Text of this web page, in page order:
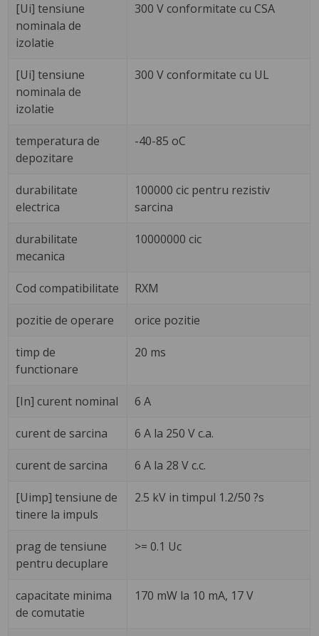
[Ui] tensiune
nominala de
izolatie
300 V conformitate cu CSA
[Ui] tensiune
nominala de
izolatie
300 V conformitate cu UL
temperatura de
depozitare
-40-85 oC
durabilitate
electrica
100000 cic pentru rezistiv
sarcina
durabilitate
mecanica
10000000 cic
Cod compatibilitate RXM
pozitie de operare orice pozitie
timp de
functionare
20 ms
[In] curent nominal 6 A
curent de sarcina 6 A la 250 V c.a.
curent de sarcina 6 A la 28 V c.c.
[Uimp] tensiune de
tinere la impuls
2.5 kV in timpul 1.2/50 ?s
prag de tensiune
pentru decuplare
>= 0.1 Uc
capacitate minima
de comutatie
170 mW la 10 mA, 17 V